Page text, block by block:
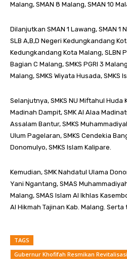
Malang, SMAN 8 Malang, SMAN 10
Dilanjutkan SMAN 1 Lawang, SMAN
SLB A,B,D Negeri Kedungkandang
Kedungkandang Kota Malang, SLBN
Bagian C Malang, SMKS PGRI 3
Malang, SMKS Wiyata Husada, SMKS
Selanjutnya, SMKS NU Miftahul Huda
Madinah Dampit, SMK Al Alaa
Assalam Bantur, SMKS
Ulum Pagelaran, SMKS Cendekia
Donomulyo, SMKS Islam Kalipare.
Kemudian, SMK Nahdatul Ulama
Yani Ngantang, SMAS
Malang, SMAS Islam Al Ikhlas
Al Hikmah Tajinan Kab. Malang. Serta
TAGS
Gubernur Khofifah Resmikan